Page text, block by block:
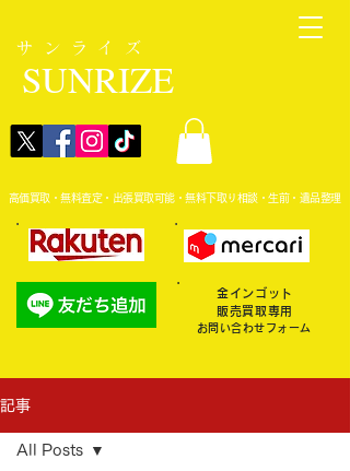
サンライズ
SUNRIZE
高価買取・無料査定・出張買取可能・無料下取り相談・生前・遺品整理
金インゴット
販売買取専用
お問い合わせフォーム
記事
All Posts